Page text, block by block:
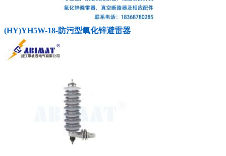
(HY)YH5W-18-防污型氧化锌避雷器